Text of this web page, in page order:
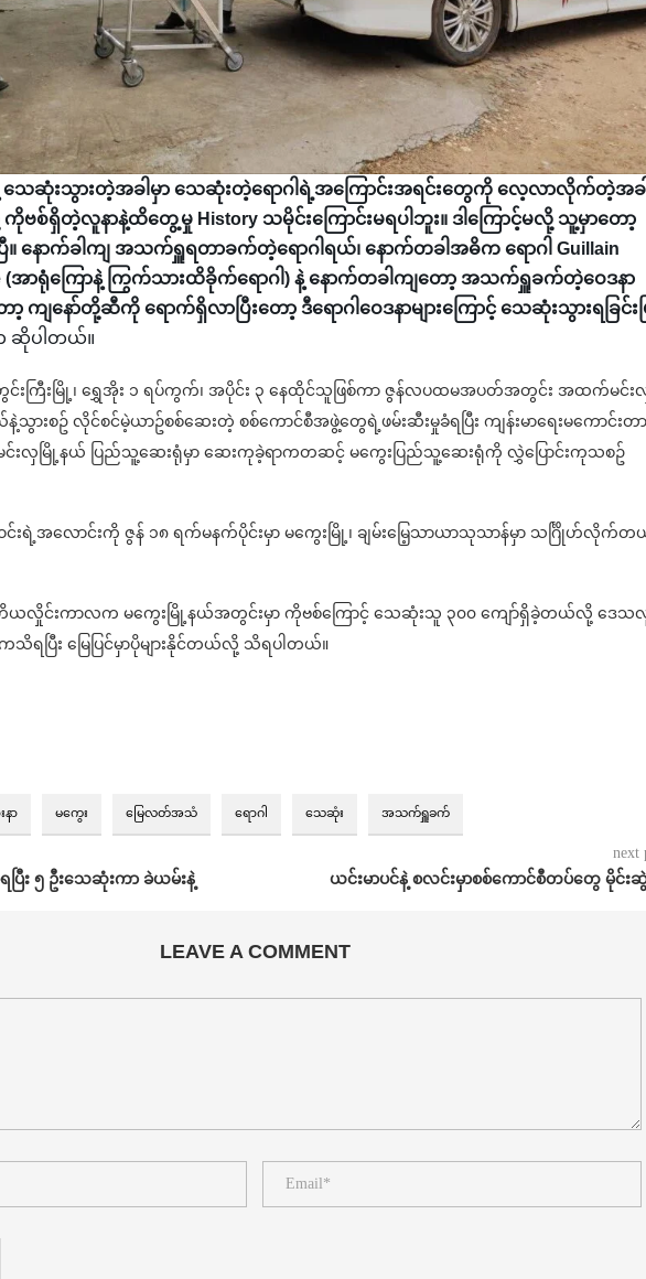
သေဆုံးသွားတဲ့အခါမှာ သေဆုံးတဲ့ရောဂါရဲ့အကြောင်းအရင်းတွေကို လေ့လာလိုက်တဲ့အခ
ဗစ်ရှိတဲ့လူနာနဲ့ထိတွေ့မှု History သမိုင်းကြောင်းမရပါဘူး။ ဒါကြောင့်မလို့ သူ့မှာတော့
ပြီ။ နောက်ခါကျ အသက်ရှူရတာခက်တဲ့ရောဂါရယ်၊ နောက်တခါအဓိက ရောဂါ Guillain
(အာရုံကြောနဲ့ ကြွက်သားထိခိုက်ရောဂါ) နဲ့ နောက်တခါကျတော့ အသက်ရှူခက်တဲ့ဝေဒနာ
ာ့ ကျနော်တို့ဆီကို ရောက်ရှိလာပြီးတော့ ဒီရောဂါဝေဒနာများကြောင့် သေဆုံးသွားရခြင်း
ဆိုပါတယ်။
းကြီးမြို့၊ ရွှေအိုး ၁ ရပ်ကွက်၊ အပိုင်း ၃ နေထိုင်သူဖြစ်ကာ ဇွန်လပထမအပတ်အတွင်း အထက်မင်း
စဥ် လိုင်စင်မဲ့ယာဥ်စစ်ဆေးတဲ့ စစ်ကောင်စီအဖွဲ့တွေရဲ့ဖမ်းဆီးမှုခံရပြီး ကျန်းမာရေးမကောင်းတာ
မင်းလှမြို့နယ် ပြည်သူ့ဆေးရုံမှာ ဆေးကုခဲ့ရာကတဆင့် မကွေးပြည်သူ့ဆေးရုံကို လွှဲပြောင်းကုသစဥ်
အလောင်းကို ဇွန် ၁၈ ရက်မနက်ပိုင်းမှာ မကွေးမြို့၊ ချမ်းမြေ့သာယာသုသာန်မှာ သင်္ဂြိုဟ်လိုက်တ
တိယလှိုင်းကာလက မကွေးမြို့နယ်အတွင်းမှာ ကိုဗစ်ကြောင့် သေဆုံးသူ ၃၀၀ ကျော်ရှိခဲ့တယ်လို့ ဒေသ
ပြီး မြေပြင်မှာပိုများနိုင်တယ်လို့ သိရပါတယ်။
နာ မကွေး မြေလတ်အသံ ရောဂါ သေဆုံး အသက်ရှူခက်
း ၅ ဦးသေဆုံးကာ ခဲယမ်းနဲ့
next
ယင်းမာပင်နဲ့ စလင်းမှာစစ်ကောင်စီတပ်တွေ မိုင်း
LEAVE A COMMENT